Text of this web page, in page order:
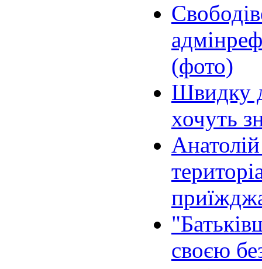
(фото)
Швидку
хочуть
своєю